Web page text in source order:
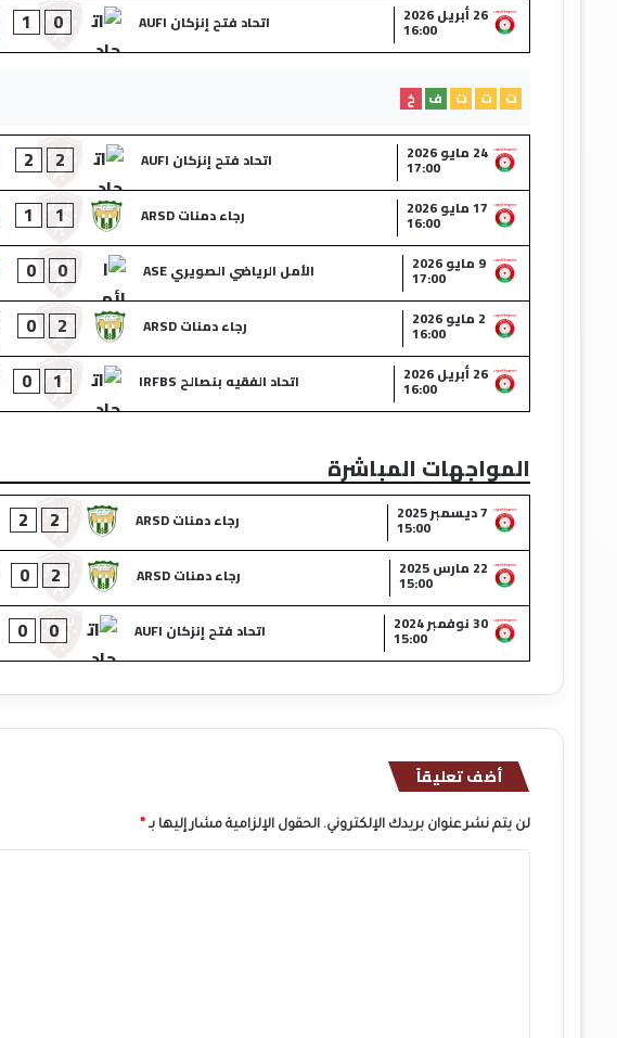
26 أبريل 2026
16:00 اتحاد فتح إنزكان AUFI 0
1
ت ت ت ف خ
24 مايو 2026
17:00 اتحاد فتح إنزكان AUFI 2
2
17 مايو 2026
16:00 رجاء دمنات ARSD 1
1
9 مايو 2026
17:00 الأمل الرياضي الصويري ASE 0
0
2 مايو 2026
16:00 رجاء دمنات ARSD 2
0
26 أبريل 2026
16:00 اتحاد الفقيه بنصالح IRFBS 1
0
المواجهات المباشرة
7 ديسمبر 2025
15:00 رجاء دمنات ARSD 2
2
22 مارس 2025
15:00 رجاء دمنات ARSD 2
0
30 نوفمبر 2024
15:00 اتحاد فتح إنزكان AUFI 0
0
أضف تعليقاً
لن يتم نشر عنوان بريدك الإلكتروني. الحقول الإلزامية مشار إليها بـ *